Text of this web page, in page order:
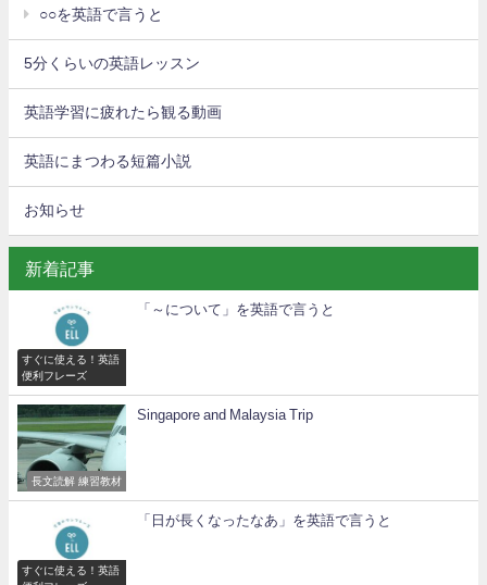
○○を英語で言うと
5分くらいの英語レッスン
英語学習に疲れたら観る動画
英語にまつわる短篇小説
お知らせ
新着記事
すぐに使える！英語
便利フレーズ
「～について」を英語で言うと
長文読解 練習教材
Singapore and Malaysia Trip
すぐに使える！英語
「日が長くなったなあ」を英語で言うと